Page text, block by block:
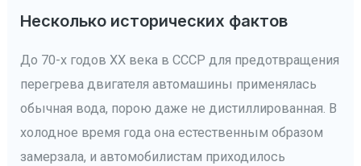
Несколько исторических фактов
До 70-х годов XX века в СССР для предотвращения
перегрева двигателя автомашины применялась
обычная вода, порою даже не дистиллированная. В
холодное время года она естественным образом
замерзала, и автомобилистам приходилось